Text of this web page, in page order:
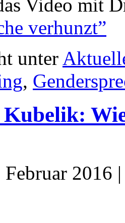
Video mit
verhunzt”
unter
,
Februar 2016